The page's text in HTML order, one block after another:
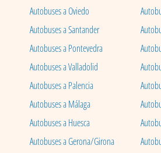
Autobuses a Oviedo
Autobuses a Santander
Autobuses a Pontevedra
Autobuses a Valladolid
Autobuses a Palencia
Autobuses a Málaga
Autobuses a Huesca
Autobuses a Gerona/Girona